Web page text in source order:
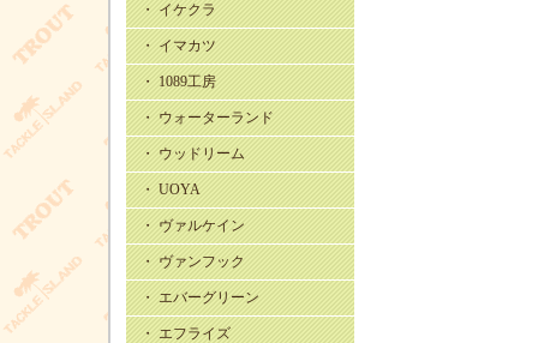
・ イケクラ
・ イマカツ
・ 1089工房
・ ウォーターランド
・ ウッドリーム
・ UOYA
・ ヴァルケイン
・ ヴァンフック
・ エバーグリーン
・ エフライズ